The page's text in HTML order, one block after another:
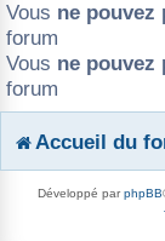
Vous ne pouvez
forum
Vous ne pouvez
forum
Accueil du
Développé parphpBB